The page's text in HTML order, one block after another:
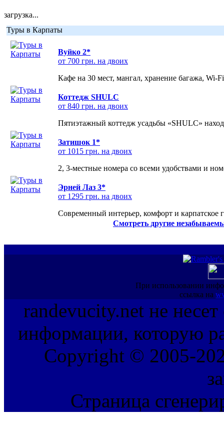
загрузка...
Туры в Карпаты
Вуйко 2*
от 700 грн. на двоих
Кафе на 30 мест, мангал, хранение багажа, Wi-
Коттедж SHULC
от 840 грн. на двоих
Пятиэтажный коттедж усадьбы «SHULC»
Затишок 1*
от 1015 грн. на двоих
2, 3-местные номера со всеми удобствами и
Эрней Лаз 3*
от 1295 грн. на двоих
Современный интерьер, комфорт и карпатское
Смотреть другие
При использовании
ссылка на
randevucity.net не несет
информации, которую
Copyright © 2005-
Страница